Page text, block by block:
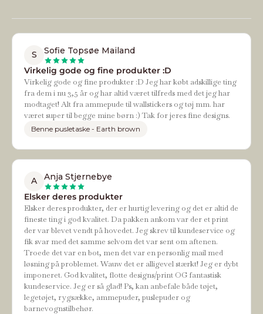
S
Sofie Topsøe Mailand
Virkelig gode og fine produkter :D
Virkelig gode og fine produkter :D Jeg har købt adskillige ting
fra dem i nu 3,5 år og har altid været tilfreds med det jeg har
modtaget! Alt fra ammepude til wallstickers og tøj mm. har
været super til begge mine børn :) Tak for jeres fine designs.
Benne pusletaske - Earth brown
A
Anja Stjernebye
Elsker deres produkter
Elsker deres produkter, der er hurtig levering og det er altid de
fineste ting i god kvalitet. Da pakken ankom var der et print
der var blevet vendt på hovedet. Jeg skrev til kundeservice og
fik svar med det samme selvom det var sent om aftenen.
Troede det var en bot, men det var en personlig mail med
løsning på problemet. Wauw det er alligevel stærkt! Jeg er dybt
imponeret. God kvalitet, flotte designs/print OG fantastisk
kundeservice. Jeg er så glad! Ps, kan anbefale både tøjet,
legetøjet, rygsække, ammepuder, puslepuder og
barnevognstilbehør.